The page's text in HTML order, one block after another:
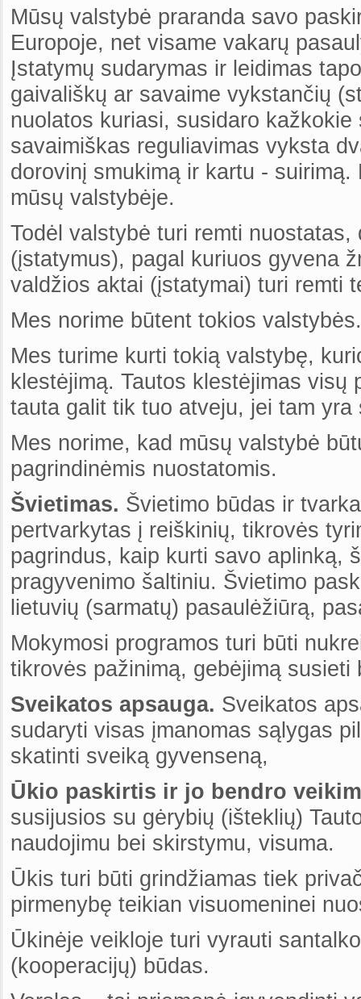
Mūsų valstybė praranda savo
Europoje, net visame vakarų
Įstatymų sudarymas ir leidimas
gaivališkų ar savaime vykstančių
nuolatos kuriasi, susidaro
savaimiškas reguliavimas vyksta
dorovinį smukimą ir kartu -
mūsų valstybėje.
Todėl valstybė turi remti
(įstatymus), pagal kuriuos gyvena
valdžios aktai (įstatymai) turi remti
Mes norime būtent tokios valstybės.
Mes turime kurti tokią valstybę,
klestėjimą. Tautos klestėjimas visų
tauta galit tik tuo atveju, jei tam
Mes norime, kad mūsų valstybė
pagrindinėmis nuostatomis.
Švietimas. Švietimo būdas ir
pertvarkytas į reiškinių, tikrovės
pagrindus, kaip kurti savo aplinką,
pragyvenimo šaltiniu. Švietimo
lietuvių (sarmatų) pasaulėžiūrą,
Mokymosi programos turi būti
tikrovės pažinimą, gebėjimą
Sveikatos apsauga. Sveikatos
sudaryti visas įmanomas sąlygas
skatinti sveiką gyvenseną,
Ūkio paskirtis ir jo bendro
susijusios su gėrybių (išteklių)
naudojimu bei skirstymu, visuma.
Ūkis turi būti grindžiamas tiek
pirmenybę teikian visuomeninei
Ūkinėje veikloje turi vyrauti
(kooperacijų) būdas.